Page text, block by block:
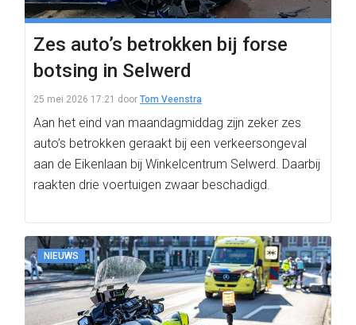
Zes auto’s betrokken bij forse
botsing in Selwerd
25 mei 2026 17:21 door Tom Veenstra
Aan het eind van maandagmiddag zijn zeker zes
auto’s betrokken geraakt bij een verkeersongeval
aan de Eikenlaan bij Winkelcentrum Selwerd. Daarbij
raakten drie voertuigen zwaar beschadigd.
NIEUWS